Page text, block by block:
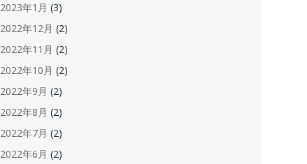
2023年1月 (3)
2022年12月 (2)
2022年11月 (2)
2022年10月 (2)
2022年9月 (2)
2022年8月 (2)
2022年7月 (2)
2022年6月 (2)